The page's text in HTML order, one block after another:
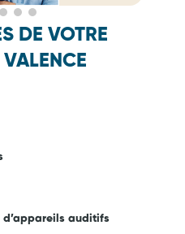
DE VOTRE
auditifs